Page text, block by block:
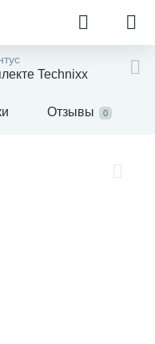
Technixx
Отзывы 0